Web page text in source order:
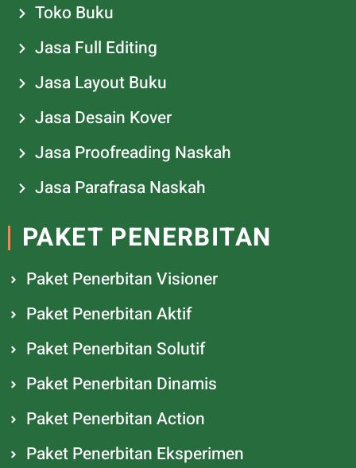
Toko Buku
Jasa Full Editing
Jasa Layout Buku
Jasa Desain Kover
Jasa Proofreading Naskah
Jasa Parafrasa Naskah
PAKET PENERBITAN
Paket Penerbitan Visioner
Paket Penerbitan Aktif
Paket Penerbitan Solutif
Paket Penerbitan Dinamis
Paket Penerbitan Action
Paket Penerbitan Eksperimen